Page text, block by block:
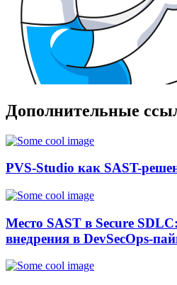
Дополнительные
PVS-Studio как SAST-
Место SAST в Secure
внедрения в DevSecOps-